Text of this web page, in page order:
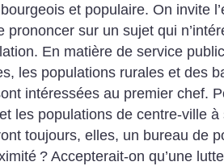
et populaire. On invite
prononcer sur un sujet qui
En matière de service
les populations rurales et des
intéressées au premier chef.
les populations de centre-ville à
toujours, elles, un bureau de
? Accepterait-on qu’une